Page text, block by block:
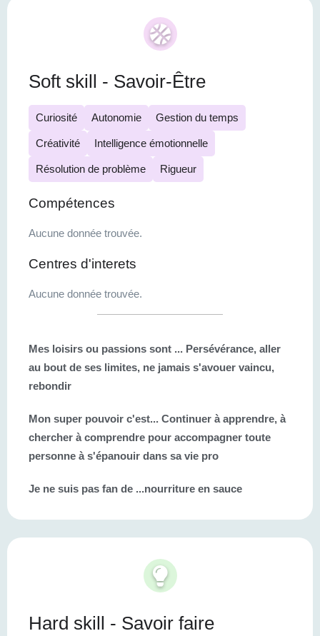
Soft skill - Savoir-Être
Curiosité Autonomie Gestion du temps
Créativité Intelligence émotionnelle
Résolution de problème Rigueur
Compétences
Aucune donnée trouvée.
Centres d'interets
Aucune donnée trouvée.
Mes loisirs ou passions sont ... Persévérance, aller
au bout de ses limites, ne jamais s'avouer vaincu,
rebondir
Mon super pouvoir c'est... Continuer à apprendre, à
chercher à comprendre pour accompagner toute
personne à s'épanouir dans sa vie pro
Je ne suis pas fan de ...nourriture en sauce
Hard skill - Savoir faire